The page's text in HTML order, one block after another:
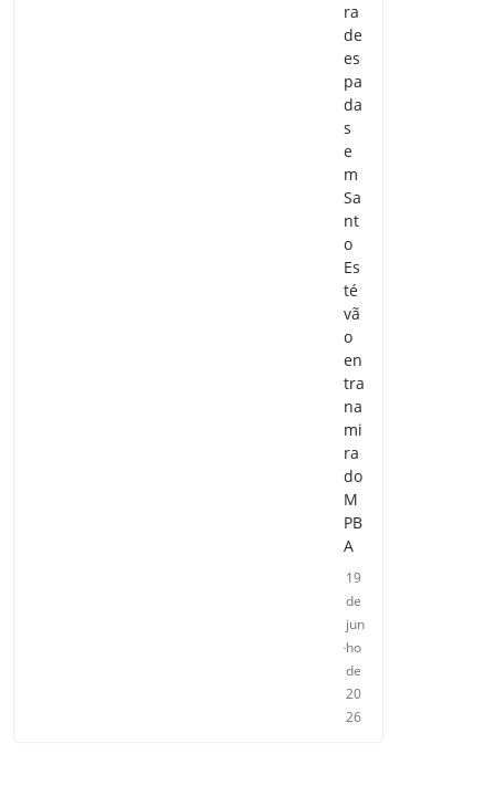
ra
de
es
pa
da
s
e
m
Sa
nt
o
Es
té
vã
o
en
tra
na
mi
ra
do
M
PB
A
19
de
jun
ho
de
20
26